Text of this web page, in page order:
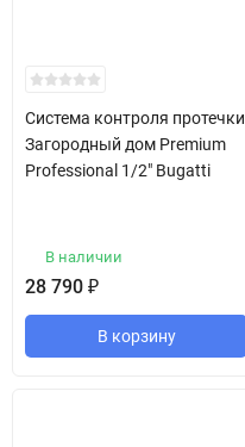
Система контроля протечки
Загородный дом Premium
Professional 1/2" Bugatti
В наличии
28 790 ₽
В корзину